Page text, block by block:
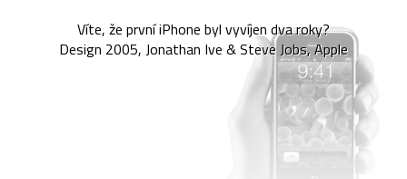
Víte, že první iPhone byl vyvíjen dva roky?
Design 2005, Jonathan Ive & Steve Jobs, Apple